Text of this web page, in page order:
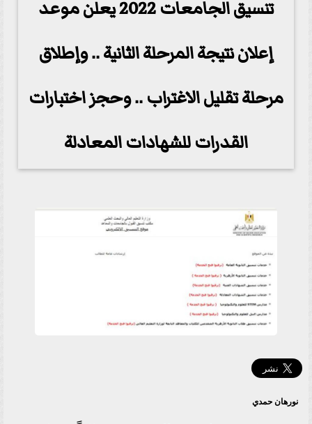
تنسيق الجامعات 2022 يعلن موعد
إعلان نتيجة المرحلة الثانية .. وإطلاق
مرحلة تقليل الاغتراب .. وحجز اختبارات
القدرات للشهادات المعادلة
نورهان حمدي